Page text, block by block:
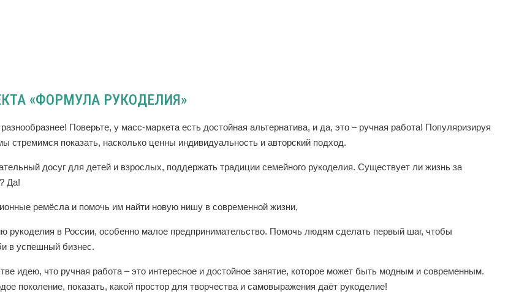
«ФОРМУЛА РУКОДЕЛИЯ»
Поверьте, у масс-маркета есть достойная альтернатива, и да, это – ручная работа! Популяризируя
стремимся показать, насколько ценны индивидуальность и авторский подход.
досуг для детей и взрослых, поддержать традиции семейного рукоделия. Существует ли жизнь за
Да!
ремёсла и помочь им найти новую нишу в современной жизни,
рукоделия в России, особенно малое предпринимательство. Помочь людям сделать первый шаг, чтобы
в успешный бизнес.
идею, что ручная работа – это интересное и достойное занятие, которое может быть модным и современным.
поколение, показать, какой простор для творчества и самовыражения даёт рукоделие!